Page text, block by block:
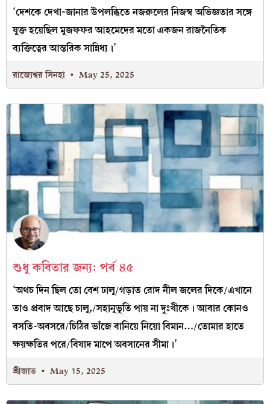
‘দেশকে দেখা-জানার উপলব্ধিতে নজরুলের নিজস্ব অভিজ্ঞতার সঙ্গে
যুক্ত হয়েছিল মুজফফর আহমেদের মতো একজন রাজনৈতিক
ব্যক্তিত্বের আন্তরিক সান্নিধ্য।’
রাজ্যেশ্বর সিনহা May 25, 2025
শুধু কবিতার জন্য: পর্ব ৪৫
‘অথচ দিন ছিল তো বেশ ঢালু/গড়াত রোদ নীল জলের দিকে/এখানে
তাও প্রবাদ আছে চালু,/সহানুভূতি পায় না দুঃখীকে। আবার কোনও
বসতি-অবসরে/চিঠির ভাঁজে বানিয়ে নিয়ো বিমান…/তোমার হাতে
ক্ষয়ক্ষতির পরে/বিষাদ মাপে অবসানের সীমা।’
শ্রীজাত May 15, 2025